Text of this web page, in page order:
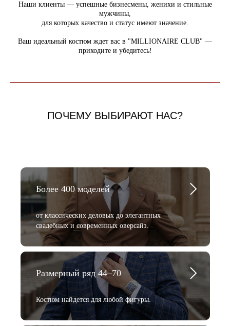
Наши клиенты — успешные бизнесмены, женихи и стильные
мужчины,
для которых качество и статус имеют значение.
Ваш идеальный костюм ждет вас в "MILLIONAIRE CLUB" —
приходите и убедитесь!
ПОЧЕМУ ВЫБИРАЮТ НАС?
Более 400 моделей
от классических деловых до элегантных
свадебных и современных оверсайз.
Размерный ряд 44–70
Костюм найдется для любой фигуры.